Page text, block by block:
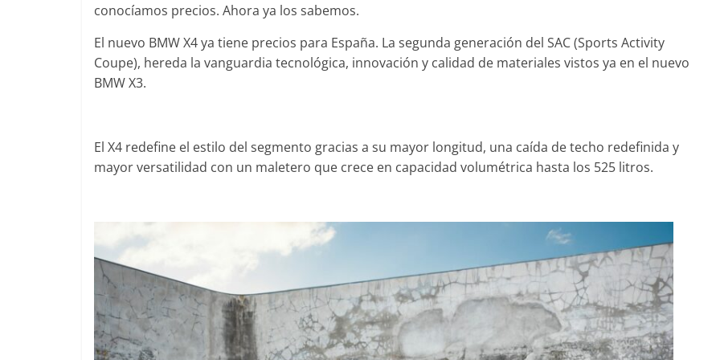
conocíamos precios. Ahora ya los sabemos.
El nuevo BMW X4 ya tiene precios para España. La segunda generación del SAC (Sports Activity
Coupe), hereda la vanguardia tecnológica, innovación y calidad de materiales vistos ya en el nuevo
BMW X3.
El X4 redefine el estilo del segmento gracias a su mayor longitud, una caída de techo redefinida y
mayor versatilidad con un maletero que crece en capacidad volumétrica hasta los 525 litros.
Mercedes-Benz más caros
31 de enero de 2022 mospotter84 0
deportividad
25 de julio de 2022 mospotter84
Seguridad
Llamada a revisión en
Mercedes Clase A fabricados
entre 2017-2019
4 de septiembre de 2020
0
Seguridad
50 años del
ESF 13: un
seguridad